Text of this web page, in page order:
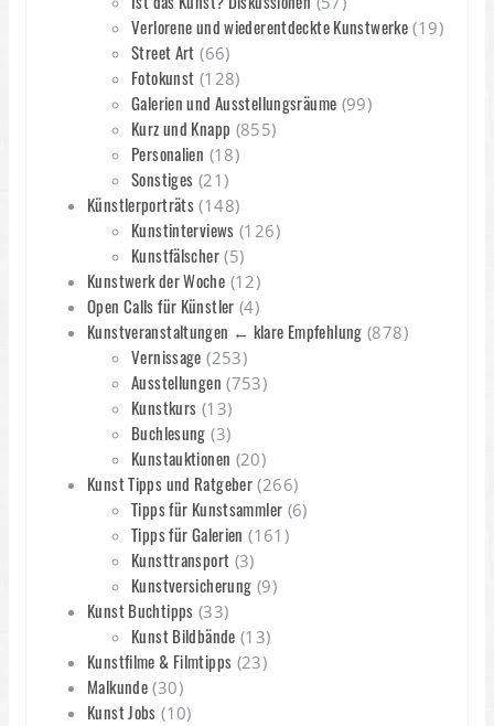
Verlorene und wiederentdeckte Kunstwerke (19)
Street Art (66)
Fotokunst (128)
Galerien und Ausstellungsräume (99)
Kurz und Knapp (855)
Personalien (18)
Sonstiges (21)
Künstlerporträts (148)
Kunstinterviews (126)
Kunstfälscher(5)
Kunstwerk der Woche (12)
Open Calls für Künstler (4)
Kunstveranstaltungen ← klare Empfehlung (878)
Vernissage (253)
Ausstellungen (753)
Kunstkurs (13)
Buchlesung (3)
Kunstauktionen (20)
Kunst Tipps und Ratgeber (266)
Tipps für Kunstsammler (6)
Tipps für Galerien (161)
Kunsttransport (3)
Kunstversicherung (9)
Kunst Buchtipps (33)
Kunst Bildbände (13)
Kunstfilme & Filmtipps (23)
Malkunde (30)
Kunst Jobs (10)